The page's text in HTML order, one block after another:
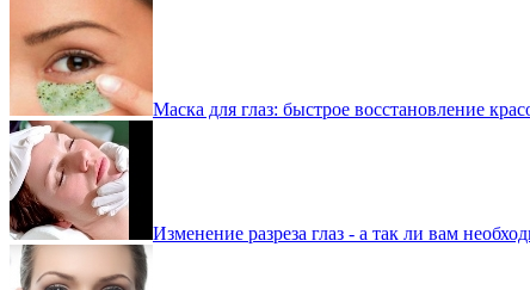
Маска для глаз: быстрое восстановление
Изменение разреза глаз - а так ли вам